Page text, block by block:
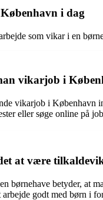
i dag
som vikar i en
vikarjob i
vikarjob i København
eller søge online på
at være
børnehave betyder, at
godt med børn i